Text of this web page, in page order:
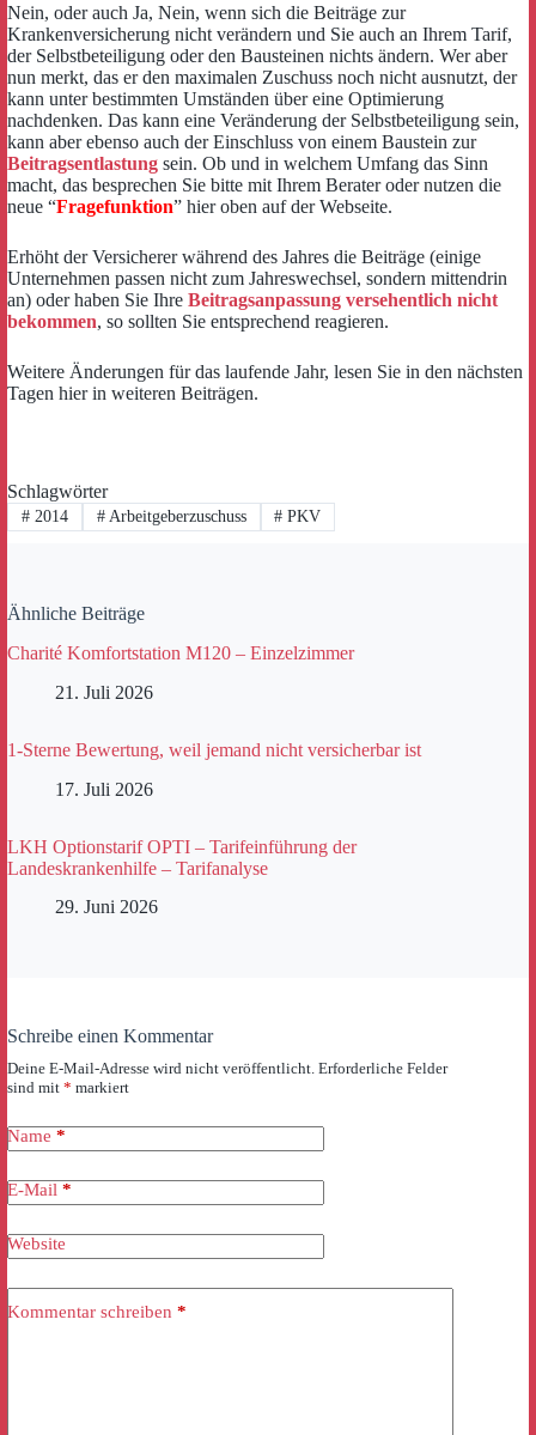
Nein, oder auch Ja, Nein, wenn sich die Beiträge zur
Krankenversicherung nicht verändern und Sie auch an Ihrem Tarif,
der Selbstbeteiligung oder den Bausteinen nichts ändern. Wer aber
nun merkt, das er den maximalen Zuschuss noch nicht ausnutzt, der
kann unter bestimmten Umständen über eine Optimierung
nachdenken. Das kann eine Veränderung der Selbstbeteiligung sein,
kann aber ebenso auch der Einschluss von einem Baustein zur
Beitragsentlastung sein. Ob und in welchem Umfang das Sinn
macht, das besprechen Sie bitte mit Ihrem Berater oder nutzen die
neue “Fragefunktion” hier oben auf der Webseite.
Erhöht der Versicherer während des Jahres die Beiträge (einige
Unternehmen passen nicht zum Jahreswechsel, sondern mittendrin
an) oder haben Sie Ihre Beitragsanpassung versehentlich nicht
bekommen, so sollten Sie entsprechend reagieren.
Weitere Änderungen für das laufende Jahr, lesen Sie in den nächsten
Tagen hier in weiteren Beiträgen.
Schlagwörter
#2014 #Arbeitgeberzuschuss # PKV
Ähnliche Beiträge
Charité Komfortstation M120 – Einzelzimmer
21. Juli 2026
1-Sterne Bewertung, weil jemand nicht versicherbar ist
17. Juli 2026
LKH Optionstarif OPTI – Tarifeinführung der
Landeskrankenhilfe – Tarifanalyse
29. Juni 2026
Schreibe einen Kommentar
Deine E-Mail-Adresse wird nicht veröffentlicht. Erforderliche Felder
sind mit * markiert
Name *
E-Mail *
Website
Kommentar schreiben *